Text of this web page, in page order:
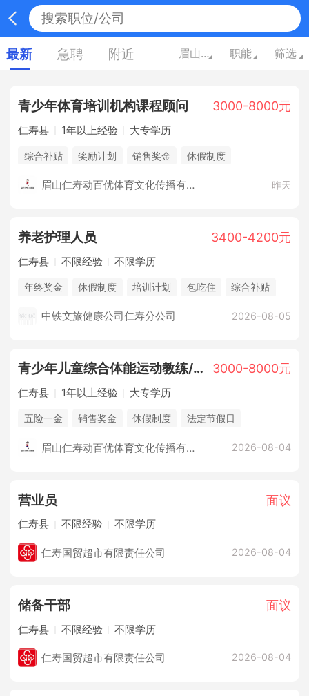
最新 急聘 附近 眉山四川 职能 筛选
青少年体育培训机构课程顾问 3000-8000元
仁寿县 1年以上经验 大专学历
综合补贴 奖励计划 销售奖金
休假制度
眉山仁寿动百优体育文化传播有限公司 昨天
养老护理人员 3400-4200元
仁寿县 不限经验 不限学历
年终奖金 休假制度 培训计划 包吃住
综合补贴
中铁文旅健康公司仁寿分公司 2026-08-05
青少年儿童综合体能运动教练/教员 3000-8000元
仁寿县 1年以上经验 大专学历
五险一金 销售奖金 休假制度
法定节假日
眉山仁寿动百优体育文化传播有限公司 2026-08-04
营业员 面议
仁寿县 不限经验 不限学历
仁寿国贸超市有限责任公司 2026-08-04
储备干部 面议
仁寿县 不限经验 不限学历
仁寿国贸超市有限责任公司 2026-08-04